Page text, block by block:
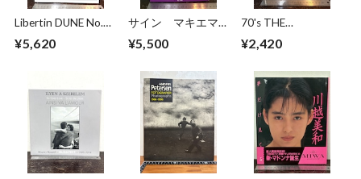
Libertin DUNE No.5
TRANSCEND
¥5,620
サイン マキエマキ
¥5,500
70's THE
¥2,420